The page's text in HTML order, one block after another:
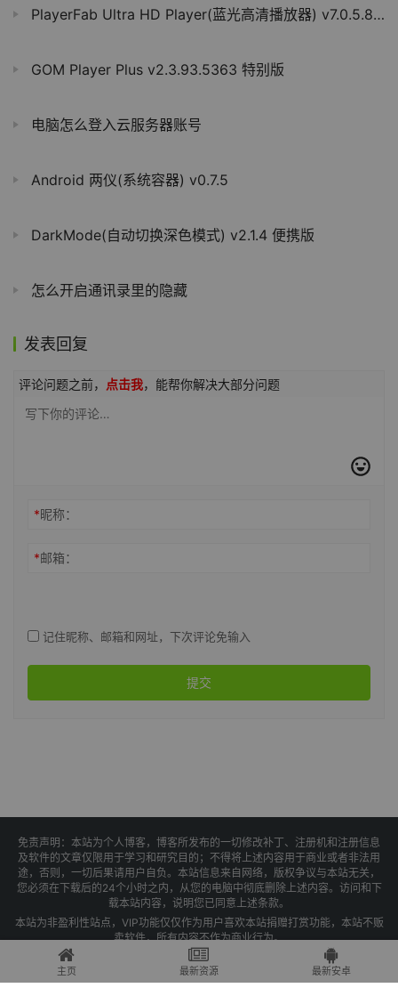
PlayerFab Ultra HD Player(蓝光高清播放器) v7.0.5.8 高级版
GOM Player Plus v2.3.93.5363 特别版
电脑怎么登入云服务器账号
Android 两仪(系统容器) v0.7.5
DarkMode(自动切换深色模式) v2.1.4 便携版
怎么开启通讯录里的隐藏
发表回复
评论问题之前， 点击我，能帮你解决大部分问题
*昵称：
*邮箱：
记住昵称、邮箱和网址，下次评论免输入
提交
免责声明：本站为个人博客，博客所发布的一切修改补丁、注册机和注册信息
及软件的文章仅限用于学习和研究目的；不得将上述内容用于商业或者非法用
途，否则，一切后果请用户自负。本站信息来自网络，版权争议与本站无关，
您必须在下载后的24个小时之内，从您的电脑中彻底删除上述内容。访问和下
载本站内容，说明您已同意上述条款。
本站为非盈利性站点，VIP功能仅仅作为用户喜欢本站捐赠打赏功能，本站不贩
卖软件，所有内容不作为商业行为。
Copyright © 2025 果核剥壳 - 琼ICP备2021004479号-1
主页 最新资源 最新安卓